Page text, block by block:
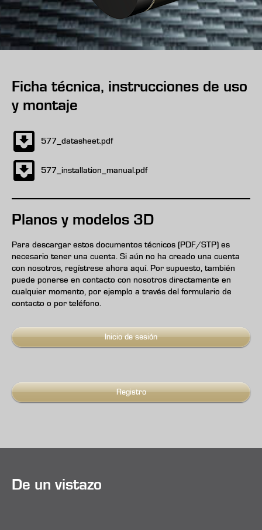
Ficha técnica, instrucciones de uso
y montaje
577_datasheet.pdf
577_installation_manual.pdf
Planos y modelos 3D
Para descargar estos documentos técnicos (PDF/STP) es
necesario tener una cuenta. Si aún no ha creado una cuenta
con nosotros, regístrese ahora aquí. Por supuesto, también
puede ponerse en contacto con nosotros directamente en
cualquier momento, por ejemplo a través del formulario de
contacto o por teléfono.
Inicio de sesión
Registro
De un vistazo